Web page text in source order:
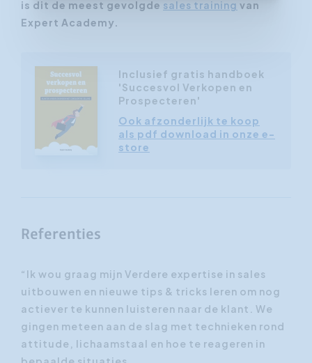
is dit de meest gevolgde sales training van
Expert Academy.
Inclusief gratis handboek
'Succesvol Verkopen en
Prospecteren'
Ook afzonderlijk te koop
als pdf download in onze e-
store
Referenties
“Ik wou graag mijn Verdere expertise in sales
uitbouwen en nieuwe tips & tricks leren om nog
actiever te kunnen luisteren naar de klant. We
gingen meteen aan de slag met technieken rond
attitude, lichaamstaal en hoe te reageren in